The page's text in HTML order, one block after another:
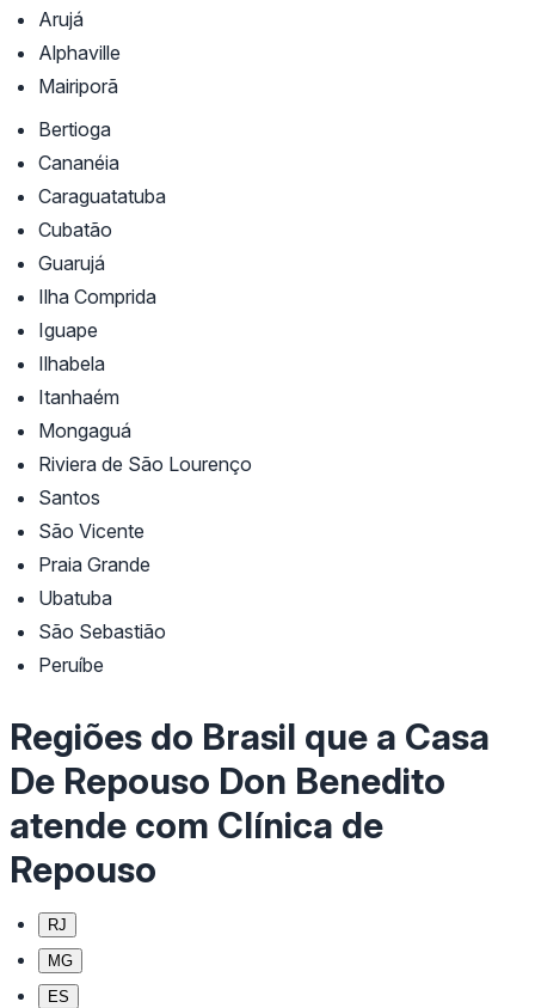
Arujá
Alphaville
Mairiporã
Bertioga
Cananéia
Caraguatatuba
Cubatão
Guarujá
Ilha Comprida
Iguape
Ilhabela
Itanhaém
Mongaguá
Riviera de São Lourenço
Santos
São Vicente
Praia Grande
Ubatuba
São Sebastião
Peruíbe
Regiões do Brasil que a Casa
De Repouso Don Benedito
atende com Clínica de
Repouso
RJ
MG
ES